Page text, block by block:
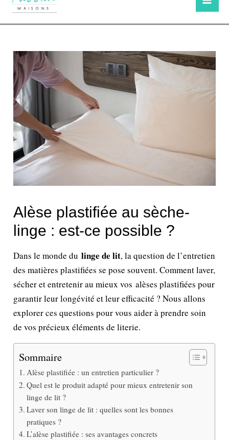
Alèse plastifiée au sèche-
linge : est-ce possible ?
Dans le monde dulinge de lit, la question de l’entretien
des matières plastifiées se pose souvent. Comment laver,
sécher et entretenir au mieux vos alèses plastifiées pour
garantir leur longévité et leur efficacité ? Nous allons
explorer ces questions pour vous aider à prendre soin
de vos précieux éléments de literie.
Sommaire
Alèse plastifiée : un entretien particulier ?
Quel est le produit adapté pour mieux entretenir son
linge de lit ?
Laver son linge de lit : quelles sont les bonnes
pratiques ?
L’alèse plastifiée : ses avantages concrets